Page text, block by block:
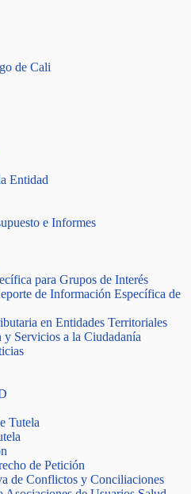
Entidad
e Informes
para Grupos de Interés
de Información Específica de
en Entidades Territoriales
Servicios a la Ciudadanía
Tutela
de Petición
de Conflictos y Conciliaciones